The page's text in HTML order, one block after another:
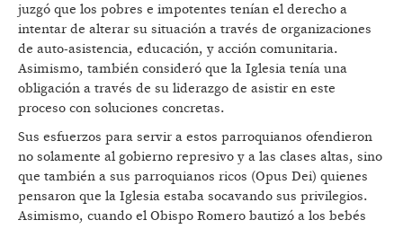
juzgó que los pobres e impotentes tenían el derecho a
intentar de alterar su situación a través de organizaciones
de auto-asistencia, educación, y acción comunitaria.
Asimismo, también consideró que la Iglesia tenía una
obligación a través de su liderazgo de asistir en este
proceso con soluciones concretas.
Sus esfuerzos para servir a estos parroquianos ofendieron
no solamente al gobierno represivo y a las clases altas, sino
que también a sus parroquianos ricos (Opus Dei) quienes
pensaron que la Iglesia estaba socavando sus privilegios.
Asimismo, cuando el Obispo Romero bautizó a los bebés